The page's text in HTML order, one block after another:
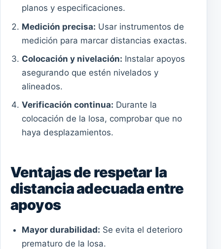
planos y especificaciones.
Medición precisa: Usar instrumentos de
medición para marcar distancias exactas.
Colocación y nivelación: Instalar apoyos
asegurando que estén nivelados y
alineados.
Verificación continua: Durante la
colocación de la losa, comprobar que no
haya desplazamientos.
Ventajas de respetar la
distancia adecuada entre
apoyos
Mayor durabilidad: Se evita el deterioro
prematuro de la losa.